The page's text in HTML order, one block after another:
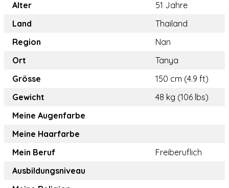
Alter
51 Jahre
Land
Thailand
Region
Nan
Ort
Tanya
Grösse
150 cm (4.9 ft)
Gewicht
48 kg (106 lbs)
Meine Augenfarbe
Meine Haarfarbe
Mein Beruf
Freiberuflich
Ausbildungsniveau